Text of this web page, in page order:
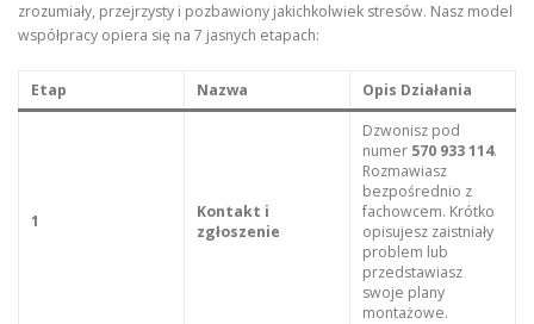
zrozumiały, przejrzysty i pozbawiony jakichkolwiek stresów. Nasz model
współpracy opiera się na 7 jasnych etapach:
Etap Nazwa Opis Działania
1
Kontakt i
zgłoszenie
Dzwonisz pod
numer 570 933 114.
Rozmawiasz
bezpośrednio z
fachowcem. Krótko
opisujesz zaistniały
problem lub
przedstawiasz
swoje plany
montażowe.